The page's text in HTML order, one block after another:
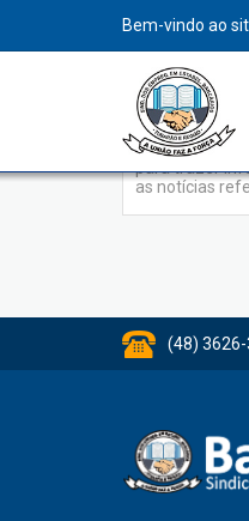
Bem-vindo ao
Jornal
O Jornal do
para trazer
as notícias
(48)